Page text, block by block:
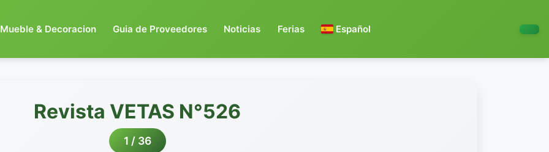
Mueble & Decoracion Guia de Proveedores Noticias Ferias Español
Revista VETAS N°526
1 / 36